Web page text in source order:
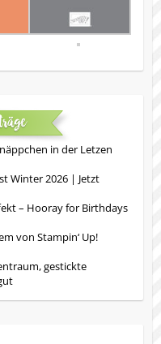
in der Letzen
Winter 2026 | Jetzt
– Hooray for Birthdays
von Stampin‘ Up!
gestickte